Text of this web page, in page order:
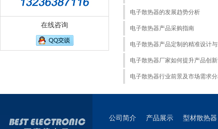
在线咨询
电子散热器的发展趋势分析
电子散热器产品采购指南
电子散热器产品定制的精准设计
电子散热器厂家如何提升产品创
电子散热器行业前景及市场需求
公司简介 产品展示 型材散热器